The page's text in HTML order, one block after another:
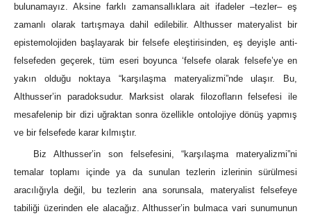
bulunamayız. Aksine farklı zamansallıklara ait ifadeler –tezler‒ eş
zamanlı olarak tartışmaya dahil edilebilir. Althusser materyalist bir
epistemolojiden başlayarak bir felsefe eleştirisinden, eş deyişle anti-
felsefeden geçerek, tüm eseri boyunca ‘felsefe olarak felsefe’ye en
yakın olduğu noktaya “karşılaşma materyalizmi”nde ulaşır. Bu,
Althusser’in paradoksudur. Marksist olarak filozofların felsefesi ile
mesafelenip bir dizi uğraktan sonra özellikle ontolojiye dönüş yapmış
ve bir felsefede karar kılmıştır.
Biz Althusser’in son felsefesini, “karşılaşma materyalizmi”ni
temalar toplamı içinde ya da sunulan tezlerin izlerinin sürülmesi
aracılığıyla değil, bu tezlerin ana sorunsala, materyalist felsefeye
tabiliği üzerinden ele alacağız. Althusser’in bulmaca vari sunumunun